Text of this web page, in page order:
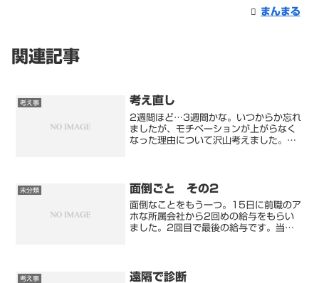
まんまる
関連記事
考え事 考え直し
2週間ほど…3週間かな。いつからか忘れ
ましたが、モチベーションが上がらなく
なった理由について沢山考えました。…
の低下です。原因の「費...
未分類 面倒ごと その2
面倒なことをもう一つ。15日に前職のア
ホな所属会社から2回めの給与をもらい
ました。2回目で最後の給与です。当日
アホ会社…アホ担当者か...
考え事 遠隔で診断